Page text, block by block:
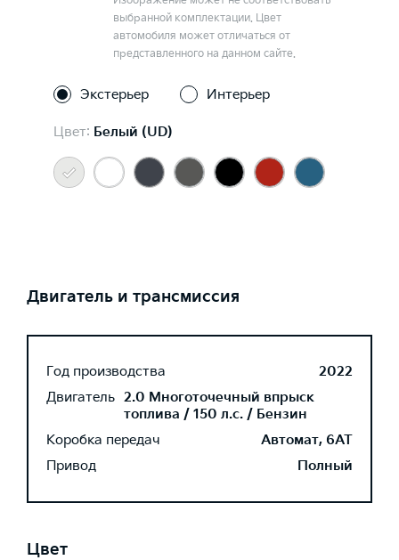
выбранной комплектации. Цвет
автомобиля может отличаться от
представленного на данном сайте.
Экстерьер Интерьер
Цвет: Белый (UD)
Двигатель и трансмиссия
Год производства
2022
Двигатель 2.0 Многоточечный впрыск
топлива / 150 л.с. / Бензин
Коробка передач
Автомат, 6AT
Привод
Полный
Цвет